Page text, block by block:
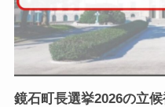
鏡石町長選挙2026の立